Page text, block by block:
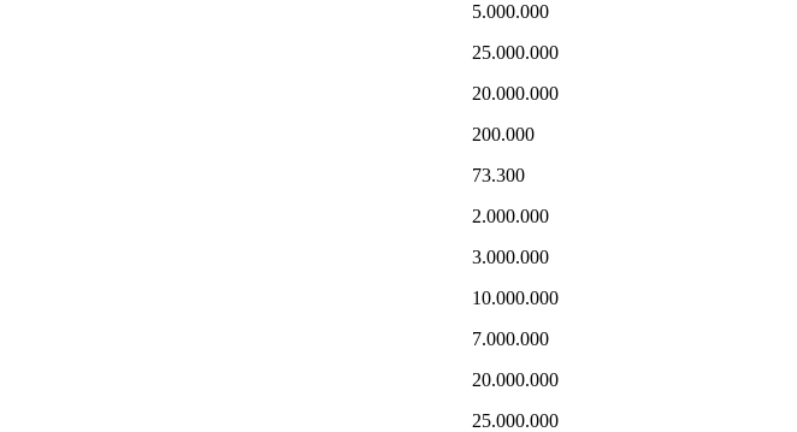
5.000.000
25.000.000
20.000.000
200.000
73.300
2.000.000
3.000.000
10.000.000
7.000.000
20.000.000
25.000.000